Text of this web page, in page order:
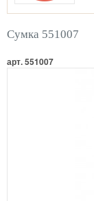
Сумка 551007
арт. 551007